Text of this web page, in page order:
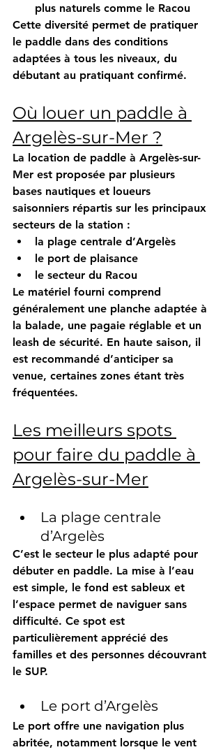
plus naturels comme le Racou
Cette diversité permet de pratiquer
le paddle dans des conditions
adaptées à tous les niveaux, du
débutant au pratiquant confirmé.
Où louer un paddle à
Argelès-sur-Mer ?
La location de paddle à Argelès-sur-
Mer est proposée par plusieurs
bases nautiques et loueurs
saisonniers répartis sur les principaux
secteurs de la station :
la plage centrale d’Argelès
le port de plaisance
le secteur du Racou
Le matériel fourni comprend
généralement une planche adaptée à
la balade, une pagaie réglable et un
leash de sécurité. En haute saison, il
est recommandé d’anticiper sa
venue, certaines zones étant très
fréquentées.
Les meilleurs spots
pour faire du paddle à
Argelès-sur-Mer
La plage centrale
d’Argelès
C’est le secteur le plus adapté pour
débuter en paddle. La mise à l’eau
est simple, le fond est sableux et
l’espace permet de naviguer sans
difficulté. Ce spot est
particulièrement apprécié des
familles et des personnes découvrant
le SUP.
Le port d’Argelès
Le port offre une navigation plus
abritée, notamment lorsque le vent